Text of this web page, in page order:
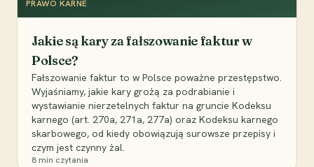
PRAWO KARNE
Jakie są kary za fałszowanie faktur w
Polsce?
Fałszowanie faktur to w Polsce poważne przestępstwo.
Wyjaśniamy, jakie kary grożą za podrabianie i
wystawianie nierzetelnych faktur na gruncie Kodeksu
karnego (art. 270a, 271a, 277a) oraz Kodeksu karnego
skarbowego, od kiedy obowiązują surowsze przepisy i
czym jest czynny żal.
8 min czytania